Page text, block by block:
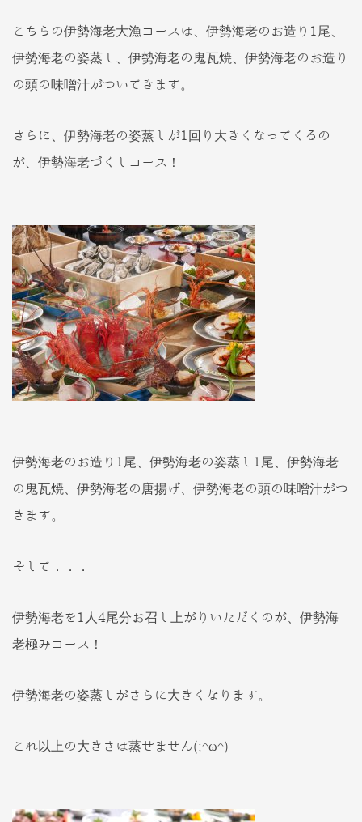
こちらの伊勢海老大漁コースは、伊勢海老のお造り1尾、
伊勢海老の姿蒸し、伊勢海老の鬼瓦焼、伊勢海老のお造り
の頭の味噌汁がついてきます。
さらに、伊勢海老の姿蒸しが1回り大きくなってくるの
が、伊勢海老づくしコース！
伊勢海老のお造り1尾、伊勢海老の姿蒸し1尾、伊勢海老
の鬼瓦焼、伊勢海老の唐揚げ、伊勢海老の頭の味噌汁がつ
きます。
そして．．．
伊勢海老を1人4尾分お召し上がりいただくのが、伊勢海
老極みコース！
伊勢海老の姿蒸しがさらに大きくなります。
これ以上の大きさは蒸せません(;^ω^)